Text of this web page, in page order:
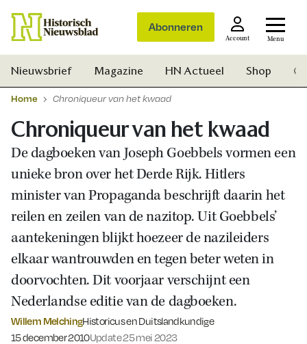
Abonneren
Account Menu
Nieuwsbrief Magazine HN Actueel Shop
Home Chroniqueur van het kwaad
Chroniqueur van het kwaad
De dagboeken van Joseph Goebbels vormen een
unieke bron over het Derde Rijk. Hitlers
minister van Propaganda beschrijft daarin het
reilen en zeilen van de nazitop. Uit Goebbels’
aantekeningen blijkt hoezeer de nazileiders
elkaar wantrouwden en tegen beter weten in
doorvochten. Dit voorjaar verschijnt een
Nederlandse editie van de dagboeken.
Willem MelchingHistoricus en Duitslandkundige
Gepubliceerd op:
15 december 2010Update 25 mei 2023